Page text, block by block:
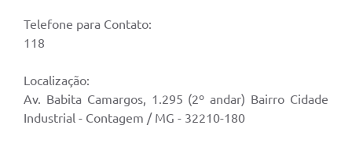
Telefone para Contato:
118
Localização:
Av. Babita Camargos, 1.295 (2º andar) Bairro Cidade
Industrial - Contagem / MG - 32210-180